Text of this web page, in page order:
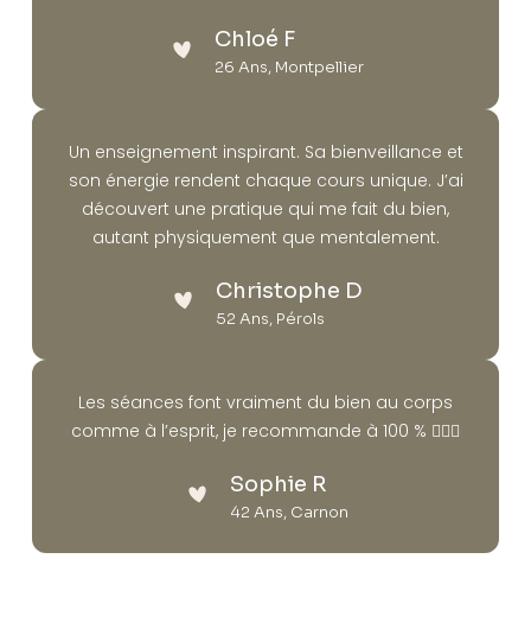
Chloé F
26 Ans, Montpellier
Un enseignement inspirant. Sa bienveillance et
son énergie rendent chaque cours unique. J’ai
découvert une pratique qui me fait du bien,
autant physiquement que mentalement.
Christophe D
52 Ans, Pérols
Les séances font vraiment du bien au corps
comme à l’esprit, je recommande à 100 % 🧘‍♀️✨
Sophie R
42 Ans, Carnon